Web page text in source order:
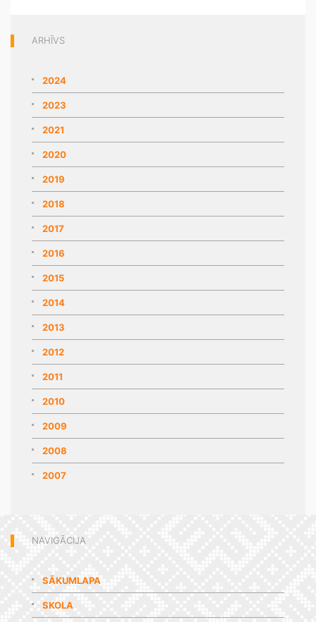
ARHĪVS
2024
2023
2021
2020
2019
2018
2017
2016
2015
2014
2013
2012
2011
2010
2009
2008
2007
NAVIGĀCIJA
SĀKUMLAPA
SKOLA